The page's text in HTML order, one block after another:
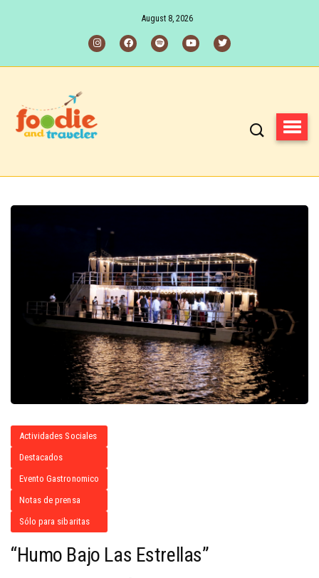
August 8, 2026
Actividades Sociales
Destacados
Evento Gastronomico
Notas de prensa
Sólo para sibaritas
“Humo Bajo Las Estrellas”